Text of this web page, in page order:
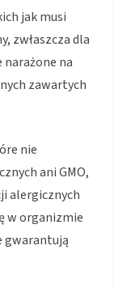
jak musi
zwłaszcza dla
narażone na
zawartych
nie
ani GMO,
alergicznych
w organizmie
gwarantują